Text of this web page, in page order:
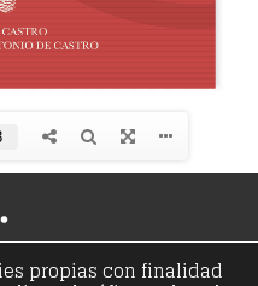
propias con finalidad